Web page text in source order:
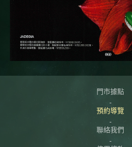
門市據點
預約導覽
聯絡我們